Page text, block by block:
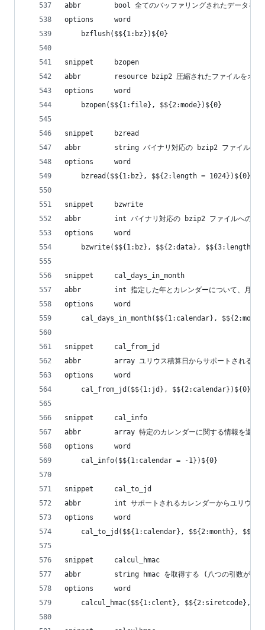
abbr        bool 全てのバッファリングされたデータを強
options     word
    bzflush($${1:bz})${0}
snippet     bzopen
abbr        resource bzip2 圧縮されたファイルをオー
options     word
    bzopen($${1:file}, $${2:mode})${0}
snippet     bzread
abbr        string バイナリ対応の bzip2 ファイル読み
options     word
    bzread($${1:bz}, $${2:length = 1024})${0}
snippet     bzwrite
abbr        int バイナリ対応の bzip2 ファイルへの書き
options     word
bzwrite($${1:bz}, $${2:data},
snippet     cal_days_in_month
abbr        int 指定した年とカレンダーについて、月の日
options     word
cal_days_in_month($${1:calendar},
snippet     cal_from_jd
abbr        array ユリウス積算日からサポートされるカレ
options     word
    cal_from_jd($${1:jd}, $${2:calendar})${0}
snippet     cal_info
abbr        array 特定のカレンダーに関する情報を返す
options     word
    cal_info($${1:calendar = -1})${0}
snippet     cal_to_jd
abbr        int サポートされるカレンダーからユリウス積
options     word
cal_to_jd($${1:calendar}, $${2:month},
snippet     calcul_hmac
abbr        string hmac を取得する (八つの引数が必
options     word
calcul_hmac($${1:clent}, $${2:siretcode},